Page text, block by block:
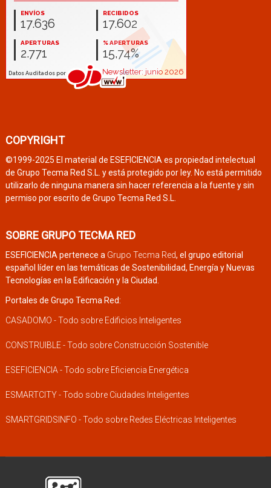
COPYRIGHT
©1999-2025 El material de ESEFICIENCIA es propiedad intelectual
de Grupo Tecma Red S.L. y está protegido por ley. No está permitido
utilizarlo de ninguna manera sin hacer referencia a la fuente y sin
permiso por escrito de Grupo Tecma Red S.L.
SOBRE GRUPO TECMA RED
ESEFICIENCIA pertenece a Grupo Tecma Red, el grupo editorial
español líder en las temáticas de Sostenibilidad, Energía y Nuevas
Tecnologías en la Edificación y la Ciudad.
Portales de Grupo Tecma Red:
CASADOMO - Todo sobre Edificios Inteligentes
CONSTRUIBLE - Todo sobre Construcción Sostenible
ESEFICIENCIA - Todo sobre Eficiencia Energética
ESMARTCITY - Todo sobre Ciudades Inteligentes
SMARTGRIDSINFO - Todo sobre Redes Eléctricas Inteligentes